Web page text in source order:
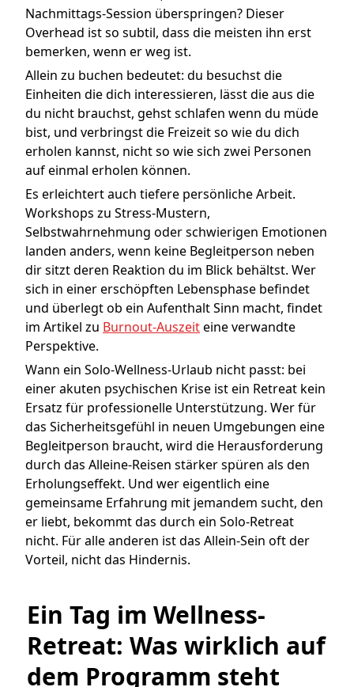
Nachmittags-Session überspringen? Dieser
Overhead ist so subtil, dass die meisten ihn erst
bemerken, wenn er weg ist.
Allein zu buchen bedeutet: du besuchst die
Einheiten die dich interessieren, lässt die aus die
du nicht brauchst, gehst schlafen wenn du müde
bist, und verbringst die Freizeit so wie du dich
erholen kannst, nicht so wie sich zwei Personen
auf einmal erholen können.
Es erleichtert auch tiefere persönliche Arbeit.
Workshops zu Stress-Mustern,
Selbstwahrnehmung oder schwierigen Emotionen
landen anders, wenn keine Begleitperson neben
dir sitzt deren Reaktion du im Blick behältst. Wer
sich in einer erschöpften Lebensphase befindet
und überlegt ob ein Aufenthalt Sinn macht, findet
im Artikel zu Burnout-Auszeiteine verwandte
Perspektive.
Wann ein Solo-Wellness-Urlaub nicht passt: bei
einer akuten psychischen Krise ist ein Retreat kein
Ersatz für professionelle Unterstützung. Wer für
das Sicherheitsgefühl in neuen Umgebungen eine
Begleitperson braucht, wird die Herausforderung
durch das Alleine-Reisen stärker spüren als den
Erholungseffekt. Und wer eigentlich eine
gemeinsame Erfahrung mit jemandem sucht, den
er liebt, bekommt das durch ein Solo-Retreat
nicht. Für alle anderen ist das Allein-Sein oft der
Vorteil, nicht das Hindernis.
Ein Tag im Wellness-
Retreat: Was wirklich auf
dem Programm steht